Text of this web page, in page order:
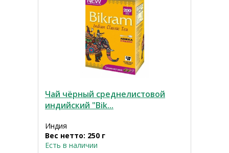
Чай чёрный среднелистовой
индийский "Bik...
Индия
Вес нетто: 250 г
Есть в наличии